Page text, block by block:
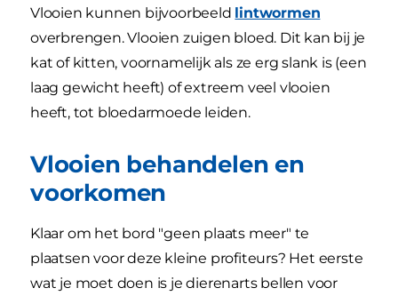
Vlooien kunnen bijvoorbeeld lintwormen
overbrengen. Vlooien zuigen bloed. Dit kan bij je
kat of kitten, voornamelijk als ze erg slank is (een
laag gewicht heeft) of extreem veel vlooien
heeft, tot bloedarmoede leiden.
Vlooien behandelen en
voorkomen
Klaar om het bord "geen plaats meer" te
plaatsen voor deze kleine profiteurs? Het eerste
wat je moet doen is je dierenarts bellen voor